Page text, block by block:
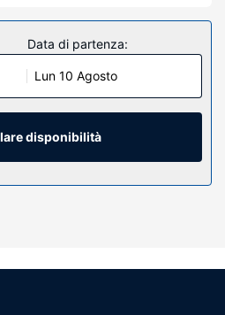
con aria condizionata
frigorifero e TV LCD. Le camere
via satellite e lettore DVD
un po' di svago, mentre il Wi-
in contatto con il mondo. Il
di vasca o doccia, set di cortesia
servizi completi, dove ti
Questo hotel propone,
Data di partenza:
Lun 10 Agosto
disponibilità